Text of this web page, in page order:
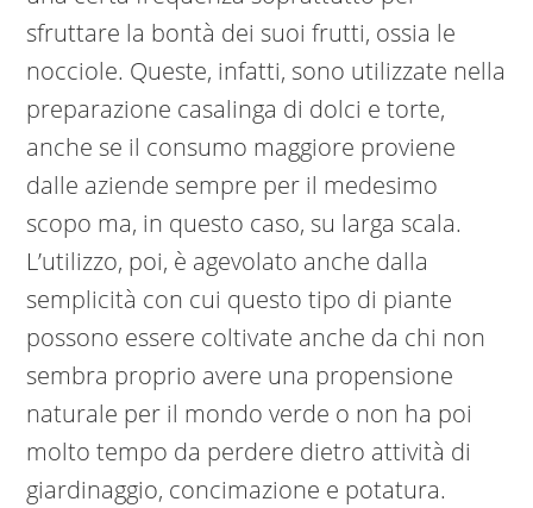
sfruttare la bontà dei suoi frutti, ossia le
nocciole. Queste, infatti, sono utilizzate nella
preparazione casalinga di dolci e torte,
anche se il consumo maggiore proviene
dalle aziende sempre per il medesimo
scopo ma, in questo caso, su larga scala.
L’utilizzo, poi, è agevolato anche dalla
semplicità con cui questo tipo di piante
possono essere coltivate anche da chi non
sembra proprio avere una propensione
naturale per il mondo verde o non ha poi
molto tempo da perdere dietro attività di
giardinaggio, concimazione e potatura.